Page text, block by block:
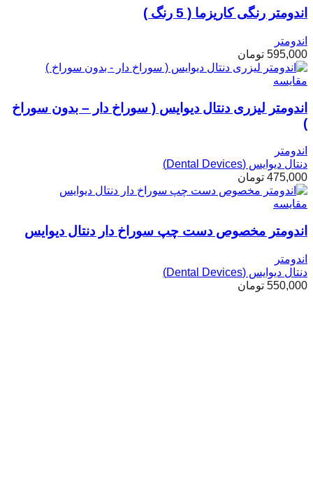
اندومتر رنگی کاریزما ( 5 رنگ )
اندومتر
595,000 تومان
مقایسه
اندومتر لیزری دنتال دیوایس ( سوراخ دار – بدون سوراخ
)
اندومتر
دنتال دیوایس (Dental Devices)
475,000 تومان
مقایسه
اندومتر مخصوص دست چپ سوراخ دار دنتال دیوایس
اندومتر
دنتال دیوایس (Dental Devices)
550,000 تومان